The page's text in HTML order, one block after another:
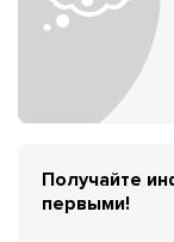
Получайте
первыми!